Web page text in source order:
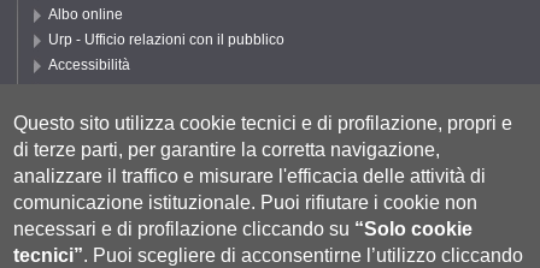
Albo online
Urp - Ufficio relazioni con il pubblico
Accessibilità
Cookie settings
Segui UNISI
Questo sito utilizza cookie tecnici e di profilazione, propri e
di terze parti, per garantire la corretta navigazione,
analizzare il traffico e misurare l'efficacia delle attività di
comunicazione istituzionale. Puoi rifiutare i cookie non
necessari e di profilazione cliccando su “Solo cookie
tecnici”. Puoi scegliere di acconsentirne l’utilizzo cliccando